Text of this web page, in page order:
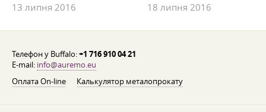
13 липня 2016 18 липня 2016
Телефон у Buffalo:+1 716 910 04 21
E-mail: info@auremo.eu
Оплата On-line
Калькулятор металопрокату